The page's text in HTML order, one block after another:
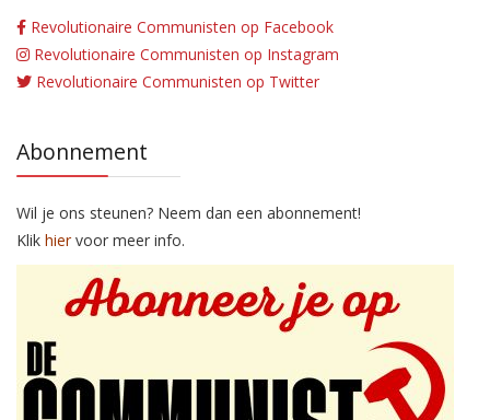
Revolutionaire Communisten op Facebook
Revolutionaire Communisten op Instagram
Revolutionaire Communisten op Twitter
Abonnement
Wil je ons steunen? Neem dan een abonnement!
Klik hiervoor meer info.